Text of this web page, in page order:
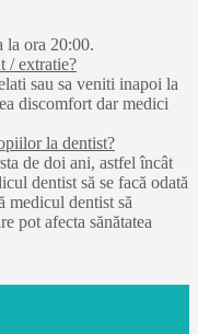
la ora 20:00.
/ extratie?
sau sa veniti inapoi la
discomfort dar medici
la dentist?
de doi ani, astfel încât
dentist să se facă odată
medicul dentist să
pot afecta sănătatea